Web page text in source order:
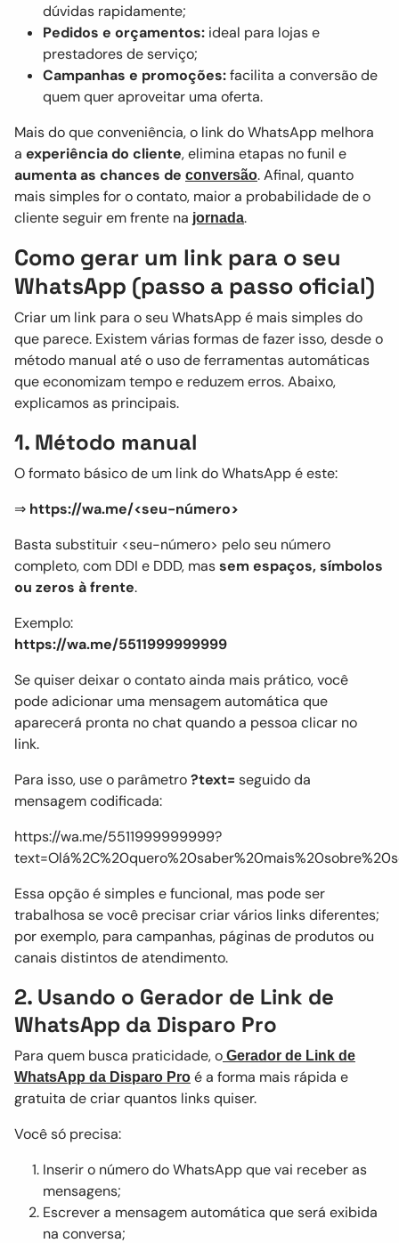
dúvidas rapidamente;
Pedidos e orçamentos: ideal para lojas e
prestadores de serviço;
Campanhas e promoções:facilita a conversão de
quem quer aproveitar uma oferta.
Mais do que conveniência, o link do WhatsApp melhora
a experiência do cliente, elimina etapas no funil e
aumenta as chances de conversão. Afinal, quanto
mais simples for o contato, maior a probabilidade de o
cliente seguir em frente na jornada.
Como gerar um link para o seu
WhatsApp (passo a passo oficial)
Criar um link para o seu WhatsApp é mais simples do
que parece. Existem várias formas de fazer isso, desde o
método manual até o uso de ferramentas automáticas
que economizam tempo e reduzem erros. Abaixo,
explicamos as principais.
1. Método manual
O formato básico de um link do WhatsApp é este:
⇒ https://wa.me/<seu-número>
Basta substituir <seu-número> pelo seu número
completo, com DDI e DDD, massem espaços, símbolos
ou zeros à frente.
Exemplo:
https://wa.me/5511999999999
Se quiser deixar o contato ainda mais prático, você
pode adicionar uma mensagem automática que
aparecerá pronta no chat quando a pessoa clicar no
link.
Para isso, use o parâmetro?text= seguido da
mensagem codificada:
https://wa.me/5511999999999?
Essa opção é simples e funcional, mas pode ser
trabalhosa se você precisar criar vários links diferentes;
por exemplo, para campanhas, páginas de produtos ou
canais distintos de atendimento.
2. Usando o Gerador de Link de
WhatsApp da Disparo Pro
Para quem busca praticidade, o Gerador de Link de
WhatsApp da Disparo Pro é a forma mais rápida e
gratuita de criar quantos links quiser.
Você só precisa:
Inserir o número do WhatsApp que vai receber as
mensagens;
Escrever a mensagem automática que será exibida
na conversa;